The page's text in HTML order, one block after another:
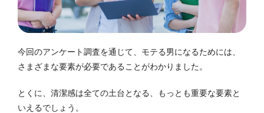
今回のアンケート調査を通じて、モテる男になるためには、
さまざまな要素が必要であることがわかりました。
とくに、清潔感は全ての土台となる、もっとも重要な要素と
いえるでしょう。